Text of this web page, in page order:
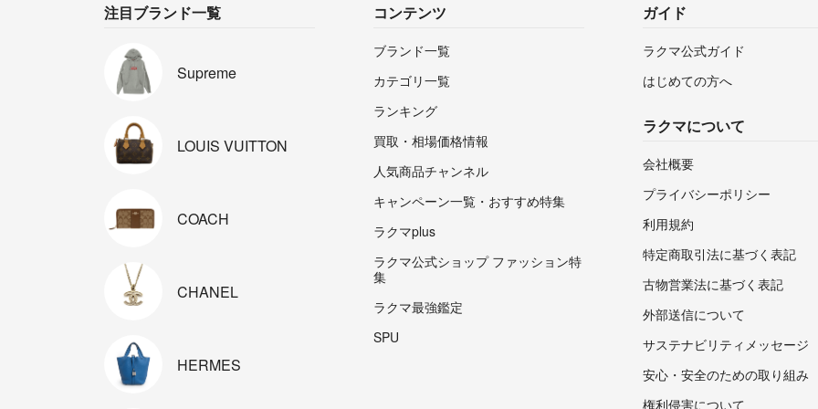
注目ブランド一覧
Supreme
LOUIS VUITTON
COACH
CHANEL
HERMES
コンテンツ
ブランド一覧
カテゴリ一覧
ランキング
買取・相場価格情報
人気商品チャンネル
キャンペーン一覧・おすすめ特集
ラクマplus
ラクマ公式ショップ ファッション特
集
ラクマ最強鑑定
SPU
ガイド
ラクマ公式ガイド
はじめての方へ
ラクマについて
会社概要
プライバシーポリシー
利用規約
特定商取引法に基づく表記
古物営業法に基づく表記
外部送信について
サステナビリティメッセージ
安心・安全のための取り組み
権利侵害について